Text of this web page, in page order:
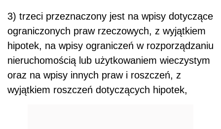
3) trzeci przeznaczony jest na wpisy dotyczące
ograniczonych praw rzeczowych, z wyjątkiem
hipotek, na wpisy ograniczeń w rozporządzaniu
nieruchomością lub użytkowaniem wieczystym
oraz na wpisy innych praw i roszczeń, z
wyjątkiem roszczeń dotyczących hipotek,